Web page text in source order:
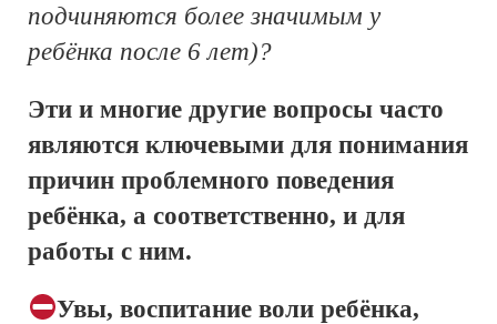
подчиняются более значимым у
ребёнка после 6 лет)?
Эти и многие другие вопросы часто
являются ключевыми для понимания
причин проблемного поведения
ребёнка, а соответственно, и для
работы с ним.
Увы, воспитание воли ребёнка,